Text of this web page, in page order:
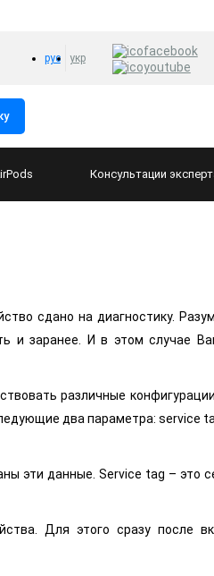
рус укр
Консультации
сдано на диагностику.
и заранее. И в этом случае
различные
два параметра: service
эти данные. Service tag – это
Для этого сразу после